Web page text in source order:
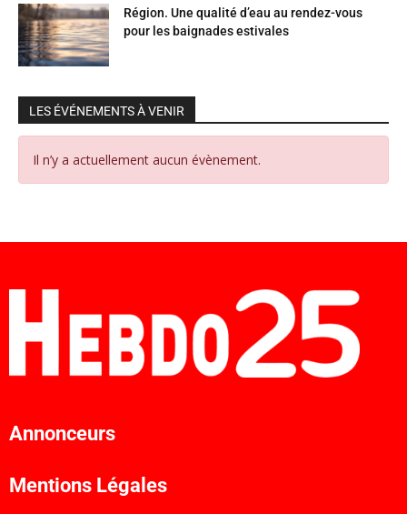
Région. Une qualité d’eau au rendez-vous
pour les baignades estivales
LES ÉVÉNEMENTS À VENIR
Il n’y a actuellement aucun évènement.
Annonceurs
Mentions Légales